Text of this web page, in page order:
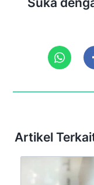
Artikel